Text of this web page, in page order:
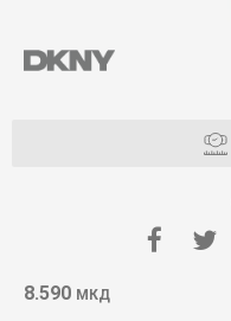
8.590 МКД